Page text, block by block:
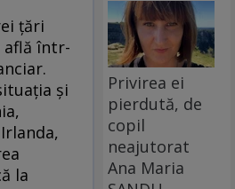
ţări
află într-
şi
la
Privirea ei
pierdută, de
copil
neajutorat
Ana Maria